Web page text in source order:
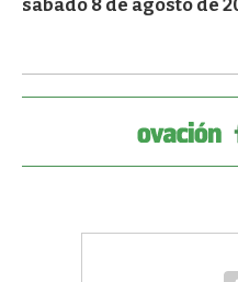
sábado 8 de agosto de